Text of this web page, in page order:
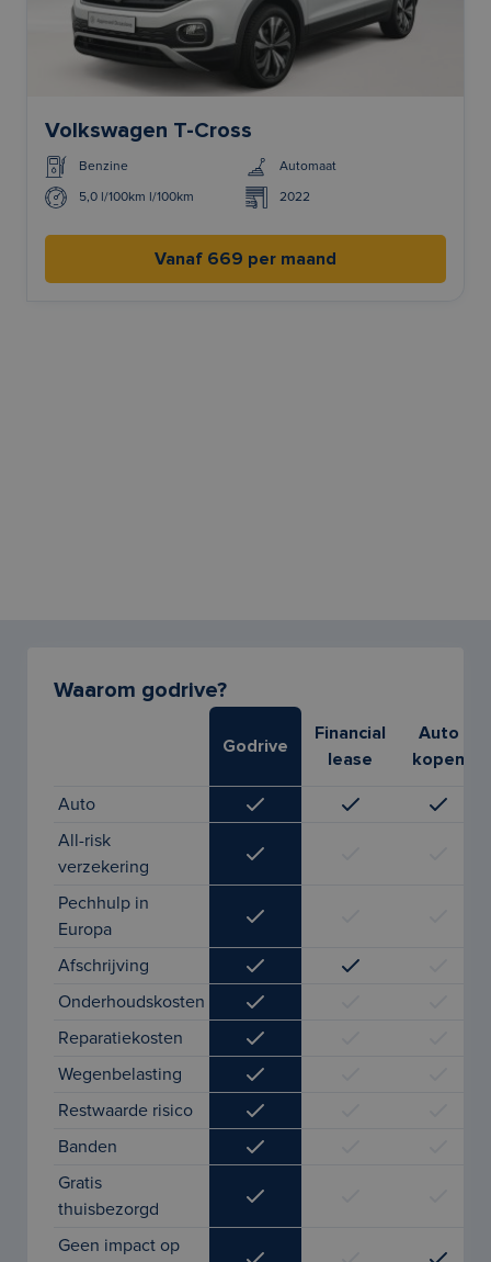
Volkswagen T-Cross
Benzine Automaat
5,0 l/100km l/100km 2022
Vanaf 669 per maand
Waarom godrive?
Godrive
Financial
lease
Auto
kopen
Auto
All-risk
verzekering
Pechhulp in
Europa
Afschrijving
Onderhoudskosten
Reparatiekosten
Wegenbelasting
Restwaarde risico
Banden
Gratis
thuisbezorgd
Geen impact op